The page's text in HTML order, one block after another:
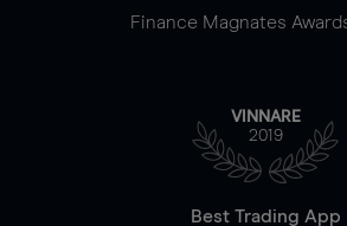
Finance Magnates
VINNARE
2019
Best Trading App